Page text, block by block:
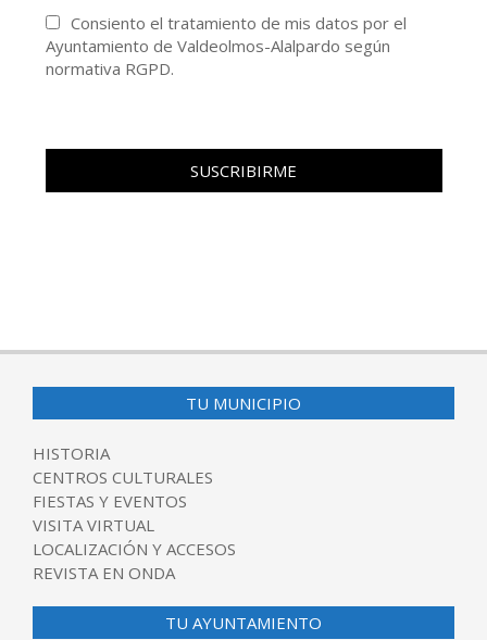
Consiento el tratamiento de mis datos por el
Ayuntamiento de Valdeolmos-Alalpardo según
normativa RGPD.
TU MUNICIPIO
HISTORIA
CENTROS CULTURALES
FIESTAS Y EVENTOS
VISITA VIRTUAL
LOCALIZACIÓN Y ACCESOS
REVISTA EN ONDA
TU AYUNTAMIENTO